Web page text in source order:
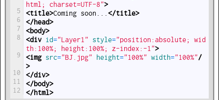
5
6
7
8
9
10
11
12
html; charset=UTF-8">
<title>Coming soon... </title>
</head>
<body>
<div id="Layer1" style="position:absolute; wid
th:100%; height:100%; z-index:-1">
<img src="BJ.jpg" height="100%" width="100%"/
>
</div>
</body>
</html>